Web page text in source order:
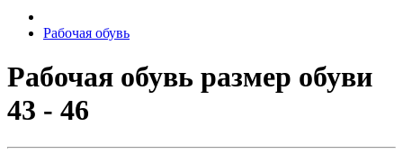
Рабочая обувь
Рабочая обувь размер обуви
43 - 46